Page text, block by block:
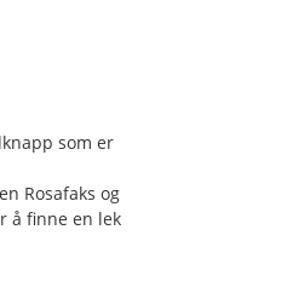
som er
Rosafaks og
å finne en lek